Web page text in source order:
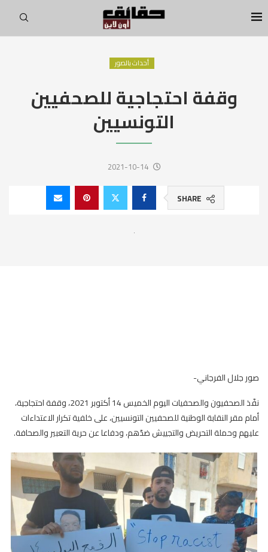
أحداث بالصور
وقفة احتجاجية للصحفيين
التونسيين
2021-10-14
SHARE
صور جلال الفرجاني-
نفّذ الصحفيون والصحفيات اليوم الخميس 14 أكتوبر 2021، وقفة احتجاجية،
أمام مقر النقابة الوطنية للصحفيين التونسيين، على خلفية تكرار الاعتداءات
عليهم وحملة التحريض والتجييش ضدّهم، ودفاعا عن حرية التعبير والصحافة.